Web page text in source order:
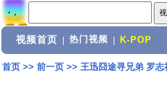
视频首页 热门视频 K-POP
首页>> 前一页>> 王迅囧途寻兄弟 罗志